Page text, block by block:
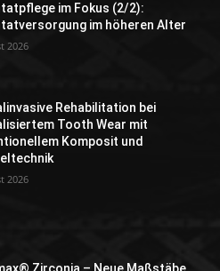
im Fokus (2/2):
im höheren Alter
2026
Rehabilitation bei
Tooth Wear mit
Komposit und
2026